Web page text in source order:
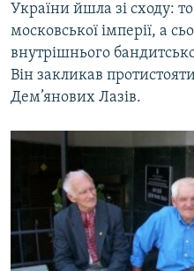
України йшла зі сходу: то
московської імперії, а
внутрішнього
Він закликав
Дем’янових Лазів.